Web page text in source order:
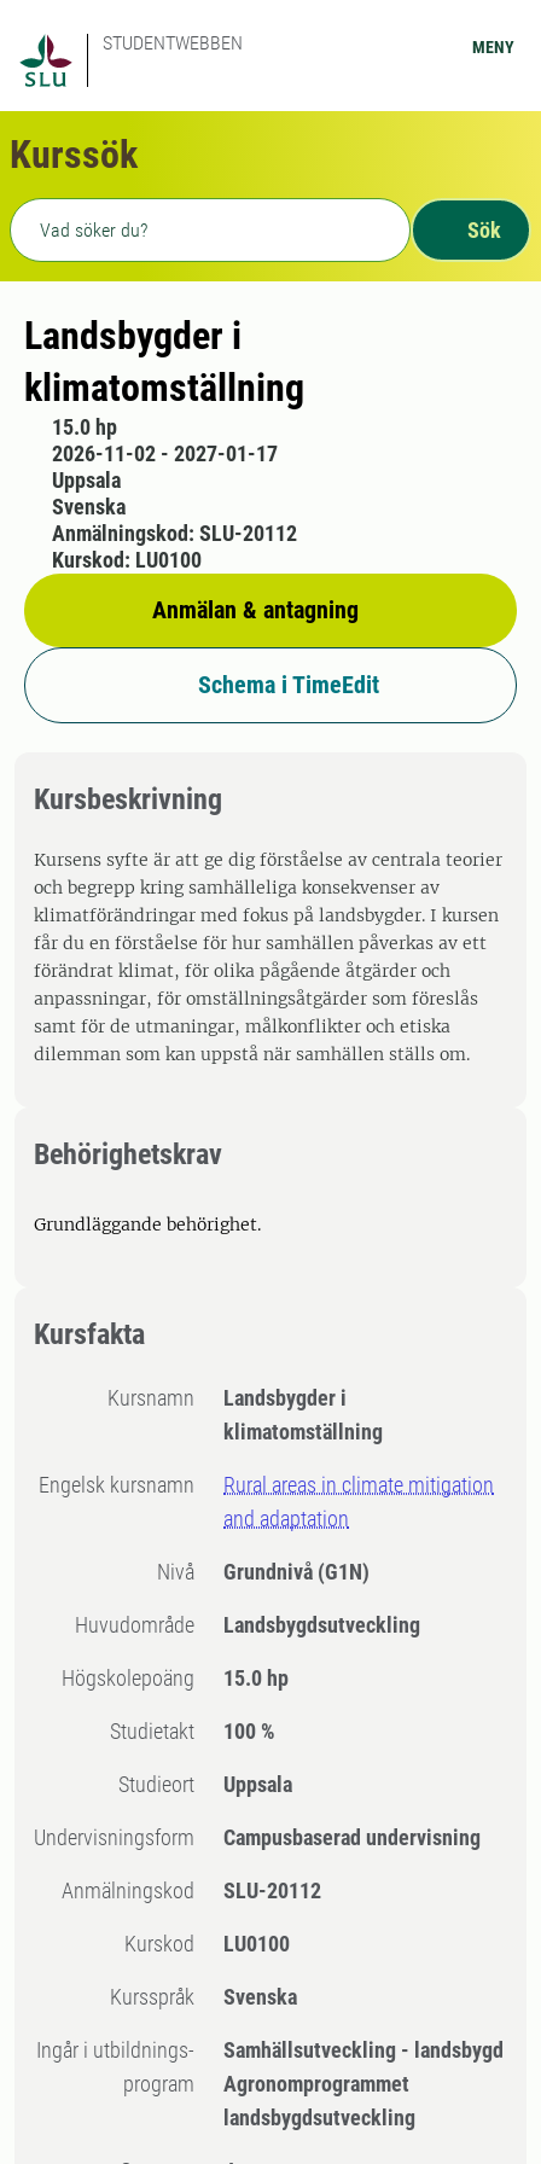
STUDENTWEBBEN MENY
Kurssök
Fritext sökning
Sök
Landsbygder i
klimatomställning
15.0 hp
2026-11-02 - 2027-01-17
Uppsala
Svenska
Anmälan & antagning
Anmälningskod: SLU-20112
Kurskod: LU0100
Schema i TimeEdit
Kursbeskrivning
Kursens syfte är att ge dig förståelse av centrala teorier
och begrepp kring samhälleliga konsekvenser av
klimatförändringar med fokus på landsbygder. I kursen
får du en förståelse för hur samhällen påverkas av ett
förändrat klimat, för olika pågående åtgärder och
anpassningar, för omställningsåtgärder som föreslås
samt för de utmaningar, målkonflikter och etiska
dilemman som kan uppstå när samhällen ställs om.
Behörighetskrav
Grundläggande behörighet.
Kursfakta
Kursnamn
Landsbygder i
klimatomställning
Engelsk kursnamn
Rural areas in climate mitigation
and adaptation
Nivå Grundnivå (G1N)
Huvudområde Landsbygdsutveckling
högskolepoäng 15.0 hp
Studietakt 100 %
Studieort Uppsala
Undervisningsform Campusbaserad undervisning
Anmälningskod SLU-20112
Kurskod LU0100
Kursspråk Svenska
Ingår i utbildnings-
program
Samhällsutveckling - landsbygd
Agronomprogrammet
landsbygdsutveckling